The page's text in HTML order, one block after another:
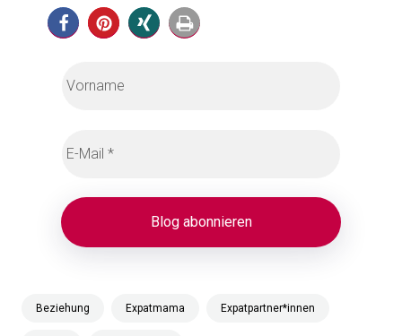
Beziehung Expatmama Expatpartner*innen